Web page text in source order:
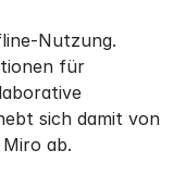
Nutzung.
für
sich damit von
ab.